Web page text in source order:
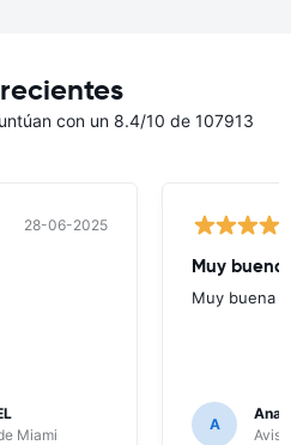
con un 8.4/10 de 107913
28-06-2025
Miami
Muy buena
Muy buena
A
Ana
Avis